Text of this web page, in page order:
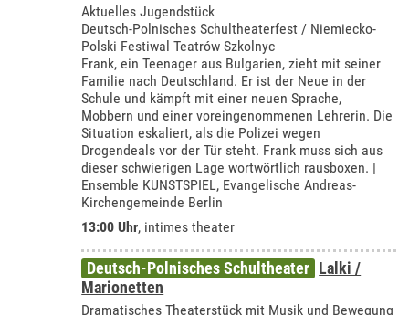
Aktuelles Jugendstück
Deutsch-Polnisches Schultheaterfest / Niemiecko-
Polski Festiwal Teatrów Szkolnyc
Frank, ein Teenager aus Bulgarien, zieht mit seiner
Familie nach Deutschland. Er ist der Neue in der
Schule und kämpft mit einer neuen Sprache,
Mobbern und einer voreingenommenen Lehrerin. Die
Situation eskaliert, als die Polizei wegen
Drogendeals vor der Tür steht. Frank muss sich aus
dieser schwierigen Lage wortwörtlich rausboxen. |
Ensemble KUNSTSPIEL, Evangelische Andreas-
Kirchengemeinde Berlin
13:00 Uhr, intimes theater
Deutsch-Polnisches Schultheater Lalki /
Marionetten
Dramatisches Theaterstück mit Musik und Bewegung